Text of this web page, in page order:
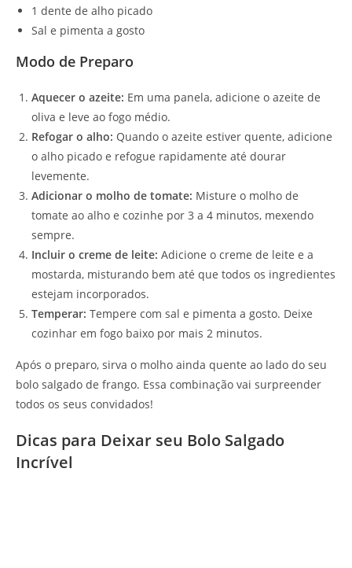
1 dente de alho picado
Sal e pimenta a gosto
Modo de Preparo
Aquecer o azeite: Em uma panela, adicione o azeite de
oliva e leve ao fogo médio.
Refogar o alho: Quando o azeite estiver quente, adicione
o alho picado e refogue rapidamente até dourar
levemente.
Adicionar o molho de tomate: Misture o molho de
tomate ao alho e cozinhe por 3 a 4 minutos, mexendo
sempre.
Incluir o creme de leite: Adicione o creme de leite e a
mostarda, misturando bem até que todos os ingredientes
estejam incorporados.
Temperar: Tempere com sal e pimenta a gosto. Deixe
cozinhar em fogo baixo por mais 2 minutos.
Após o preparo, sirva o molho ainda quente ao lado do seu
bolo salgado de frango. Essa combinação vai surpreender
todos os seus convidados!
Dicas para Deixar seu Bolo Salgado
Incrível